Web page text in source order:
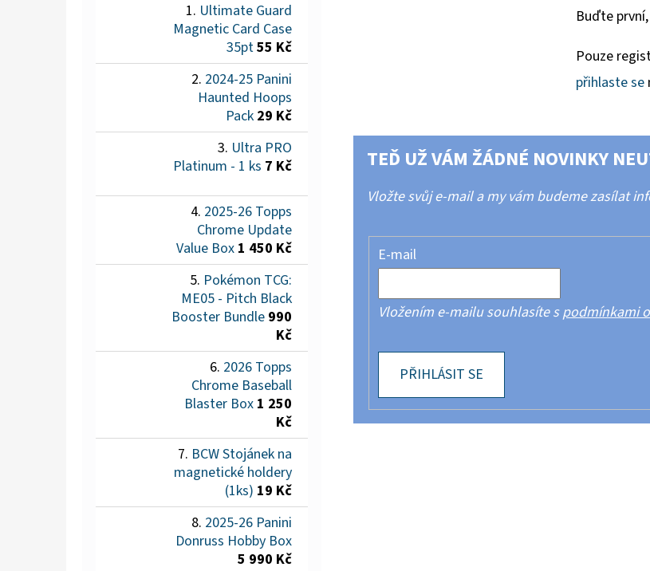
Ultimate Guard
Magnetic Card Case
35pt55 Kč
2024-25 Panini
Haunted Hoops
Pack 29 Kč
Ultra PRO
Platinum - 1 ks 7 Kč
2025-26 Topps
Chrome Update
Value Box 1 450 Kč
Pokémon TCG:
ME05 - Pitch Black
Booster Bundle 990
Kč
2026 Topps
Chrome Baseball
Blaster Box 1 250
Kč
BCW Stojánek na
magnetické holdery
(1ks) 19 Kč
2025-26 Panini
Donruss Hobby Box
5 990 Kč
Buďte
Pouze
přihlaste se
TEĎ UŽ VÁM ŽÁDNÉ NOVINKY
Vložte svůj e-mail a my vám budeme zasílat
E-mail
Vložením e-mailu souhlasíte spodmínkami
PŘIHLÁSIT SE